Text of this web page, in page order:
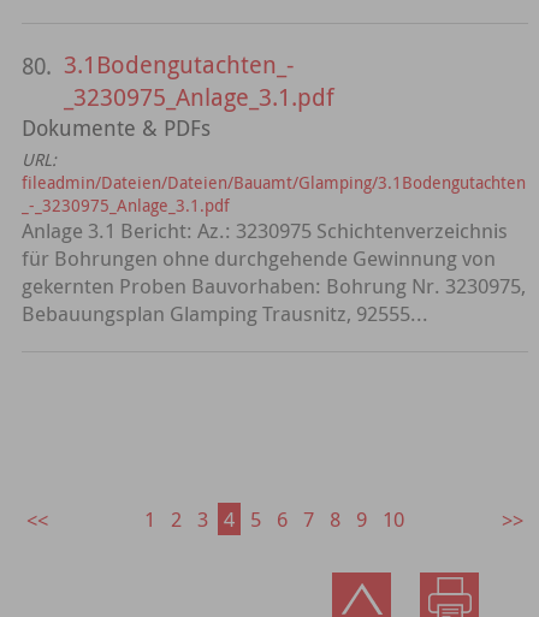
80. 3.1Bodengutachten_-
_3230975_Anlage_3.1.pdf
Dokumente & PDFs
URL:
fileadmin/Dateien/Dateien/Bauamt/Glamping/3.1Bodengutachten
_-_3230975_Anlage_3.1.pdf
Anlage 3.1 Bericht: Az.: 3230975 Schichtenverzeichnis
für Bohrungen ohne durchgehende Gewinnung von
gekernten Proben Bauvorhaben: Bohrung Nr. 3230975,
Bebauungsplan Glamping Trausnitz, 92555...
1 2 3 4 5 6 7 8 9 10